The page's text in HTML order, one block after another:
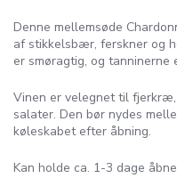
Denne mellemsøde
af stikkelsbær, ferskner og
er smøragtig, og tanninerne
Vinen er velegnet til
salater. Den bør nydes
køleskabet efter åbning.
Kan holde ca. 1-3 dage